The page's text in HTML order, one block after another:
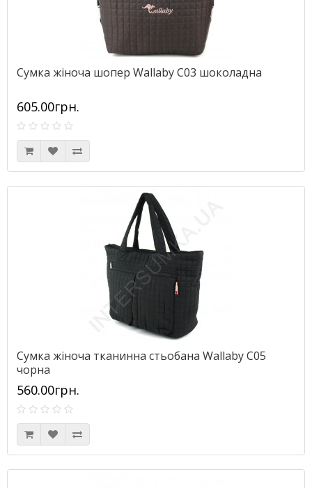
Сумка жіноча шопер Wallaby С03 шоколадна
605.00грн.
Сумка жіноча тканинна стьобана Wallaby С05
чорна
560.00грн.